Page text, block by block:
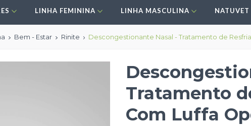
LINHA FEMININA LINHA MASCULINA NATUVET
Bem - Estar Rinite Descongestionante Nasal - Tratamento de
Tratamento
Com Luffa